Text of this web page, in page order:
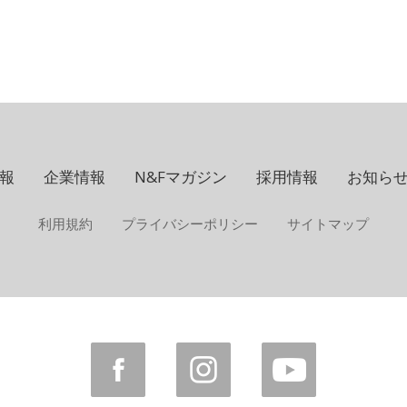
企業情報 N&Fマガジン 採用情報 お知ら
利用規約 プライバシーポリシー サイトマップ